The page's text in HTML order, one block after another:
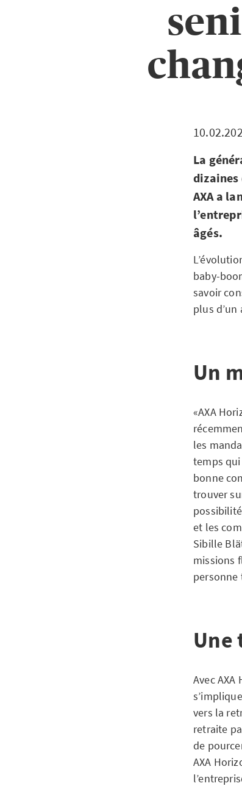
La
dizaines
AXA a
âgés.
baby-
savoir
plus d’un
Un
«AXA
les
temps
bonne
trouver
et les
Sibille
missions
personne
Une
Avec
vers la
retraite
de
AXA